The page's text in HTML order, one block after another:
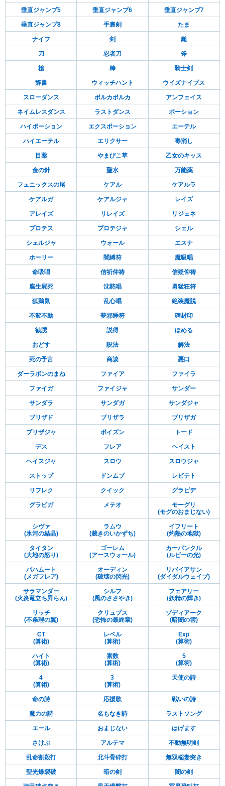
垂直ジャンプ5 垂直ジャンプ6 垂直ジャンプ7
垂直ジャンプ8 手裏剣 たま
ナイフ 剣 鎚
刀 忍者刀 斧
槍 棒 騎士剣
辞書 ウィッチハント ウイズナイブス
スローダンス ポルカポルカ アンフェイス
ネイムレスダンス ラストダンス ポーション
ハイポーション エクスポーション エーテル
ハイエーテル エリクサー 毒消し
目薬 やまびこ草 乙女のキッス
金の針 聖水 万能薬
フェニックスの尾 ケアル ケアルラ
ケアルガ ケアルジャ レイズ
アレイズ リレイズ リジェネ
プロテス プロテジャ シェル
シェルジャ ウォール エスナ
ホーリー 闇縛符 魔吸唱
命吸唱 信祈仰祷 信疑仰祷
腐生屍死 沈黙唱 勇猛狂符
狐鶏鼠 乱心唱 絶装魔脱
不変不動 夢邪睡符 碑封印
勧誘 説得 ほめる
おどす 説法 解法
死の予言 商談 悪口
ダーラボンのまね ファイア ファイラ
ファイガ ファイジャ サンダー
サンダラ サンダガ サンダジャ
ブリザド ブリザラ ブリザガ
ブリザジャ ポイズン トード
デス フレア ヘイスト
ヘイスジャ スロウ スロウジャ
ストップ ドンムブ レビテト
リフレク クイック グラビデ
グラビガ メテオ
モーグリ
(モグのおまじない)
シヴァ
(氷河の結晶)
ラムウ
(裁きのいかずち)
イフリート
(灼熱の地獄)
タイタン
(大地の怒り)
ゴーレム
(アースウォール)
カーバンクル
(ルビーの光)
バハムート
(メガフレア)
オーディン
(破壊の閃光)
リバイアサン
(ダイダルウェイブ)
サラマンダー
(火炎竜立ち昇らん)
シルフ
(風のささやき)
フェアリー
(妖精の輝き)
リッチ
(不条理の翼)
クリュプス
(恐怖の最終章)
ゾディアーク
(暗闇の雲)
CT
(算術)
レベル
(算術)
Exp
(算術)
ハイト
(算術)
素数
(算術)
5
(算術)
4
(算術)
3
(算術)
天使の詩
命の詩 応援歌 戦いの詩
魔力の詩 名もなき詩 ラストソング
エール おまじない はげます
さけぶ アルテマ 不動無明剣
乱命割殺打 北斗骨砕打 無双稲妻突き
聖光爆裂破 暗の剣 闇の剣